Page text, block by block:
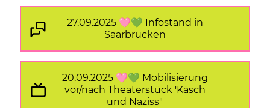
27.09.2025 🩷💚 Infostand in
Saarbrücken
20.09.2025 🩷💚 Mobilisierung
vor/nach Theaterstück 'Käsch
und Naziss"